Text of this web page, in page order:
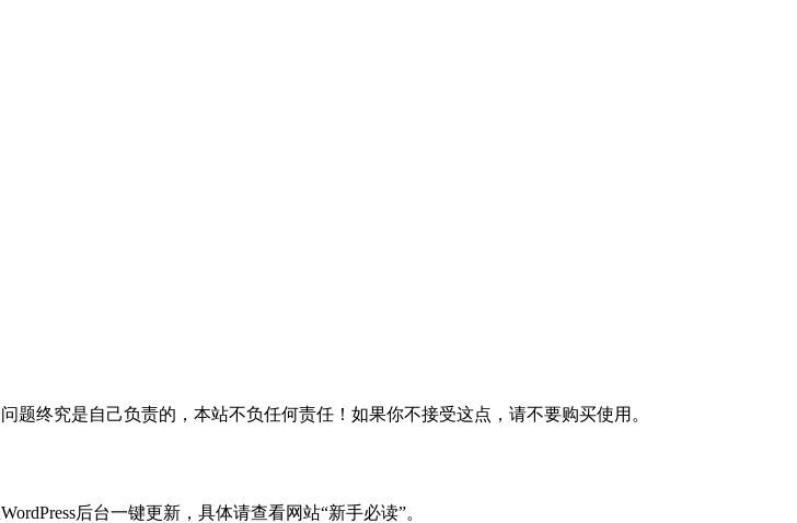
题终究是自己负责的，本站不负任何责任！如果你不接受这点，请不要购买使用。
后台一键更新，具体请查看网站“新手必读”。